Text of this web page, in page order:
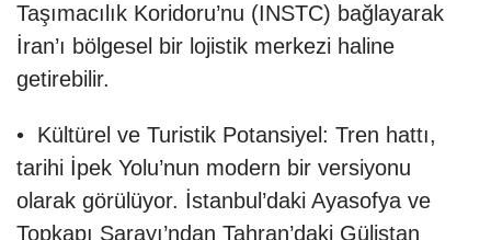
Taşımacılık Koridoru’nu (INSTC) bağlayarak
İran’ı bölgesel bir lojistik merkezi haline
getirebilir.
• Kültürel ve Turistik Potansiyel: Tren hattı,
tarihi İpek Yolu’nun modern bir versiyonu
olarak görülüyor. İstanbul’daki Ayasofya ve
Topkapı Sarayı’ndan Tahran’daki Gülistan